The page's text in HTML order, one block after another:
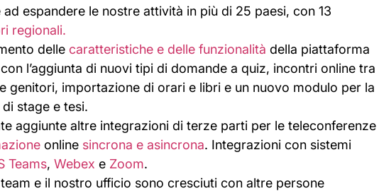
espandere le nostre attività in più di 25 paesi, con 13
regionali.
delle caratteristiche e delle funzionalità della piattaforma
l’aggiunta di nuovi tipi di domande a quiz, incontri online tra
genitori, importazione di orari e libri e un nuovo modulo per la
stage e tesi.
aggiunte altre integrazioni di terze parti per le teleconferenze
online sincrona e asincrona. Integrazioni con sistemi
Teams, Webex e Zoom.
e il nostro ufficio sono cresciuti con altre persone